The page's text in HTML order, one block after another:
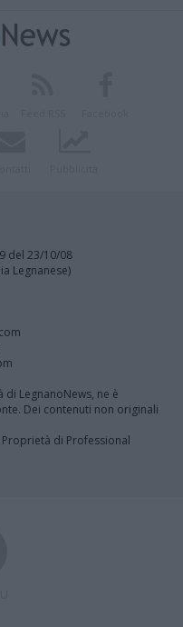
del 23/10/08
Legnanese)
LegnanoNews, ne è
Dei contenuti non originali
di Professional